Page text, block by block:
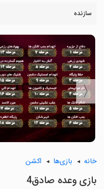
سازنده
〈
خانه بازی‌ها اکشن
‏‏‏بازی وعده صادق4